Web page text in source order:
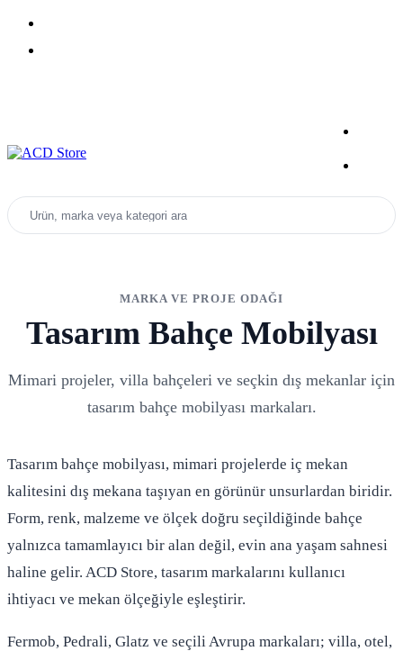
Ürün, marka veya kategori ara
MARKA VE PROJE ODAĞI
Tasarım Bahçe Mobilyası
Mimari projeler, villa bahçeleri ve seçkin dış mekanlar için
tasarım bahçe mobilyası markaları.
Tasarım bahçe mobilyası, mimari projelerde iç mekan
kalitesini dış mekana taşıyan en görünür unsurlardan biridir.
Form, renk, malzeme ve ölçek doğru seçildiğinde bahçe
yalnızca tamamlayıcı bir alan değil, evin ana yaşam sahnesi
haline gelir. ACD Store, tasarım markalarını kullanıcı
ihtiyacı ve mekan ölçeğiyle eşleştirir.
Fermob, Pedrali, Glatz ve seçili Avrupa markaları; villa, otel,